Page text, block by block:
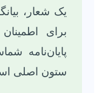
یک شعار،
برای
پایان‌نامه
ستون اصلی